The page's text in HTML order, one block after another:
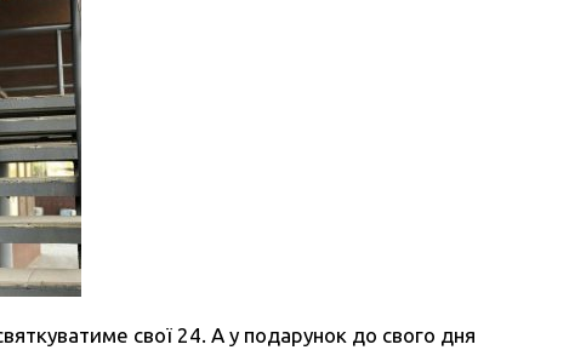
свої 24. А у подарунок до свого дня